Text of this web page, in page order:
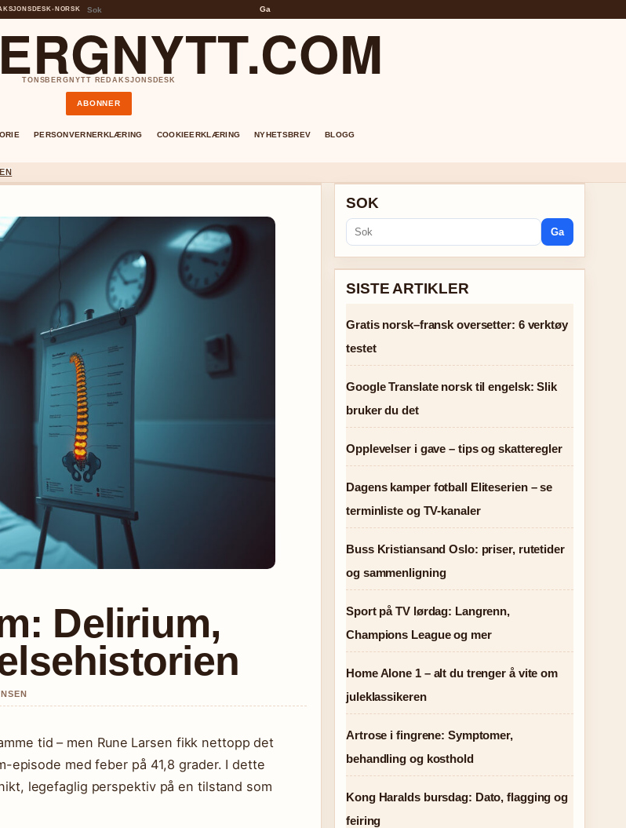
• NORSK Ga
TONSBERGNYTT REDAKSJONSDESK
ABONNER
PERSONVERNERKLÆRING COOKIEERKLÆRING NYHETSBREV BLOGG
Delirium,
tid – men Rune Larsen fikk nettopp det
episode med feber på 41,8 grader. I dette
legefaglig perspektiv på en tilstand som
SOK
Ga
SISTE ARTIKLER
Gratis norsk–fransk oversetter: 6 verktøy
testet
Google Translate norsk til engelsk: Slik
bruker du det
Opplevelser i gave – tips og skatteregler
Dagens kamper fotball Eliteserien – se
terminliste og TV-kanaler
Buss Kristiansand Oslo: priser, rutetider
og sammenligning
Sport på TV lørdag: Langrenn,
Champions League og mer
Home Alone 1 – alt du trenger å vite om
juleklassikeren
Artrose i fingrene: Symptomer,
behandling og kosthold
Kong Haralds bursdag: Dato, flagging og
feiring